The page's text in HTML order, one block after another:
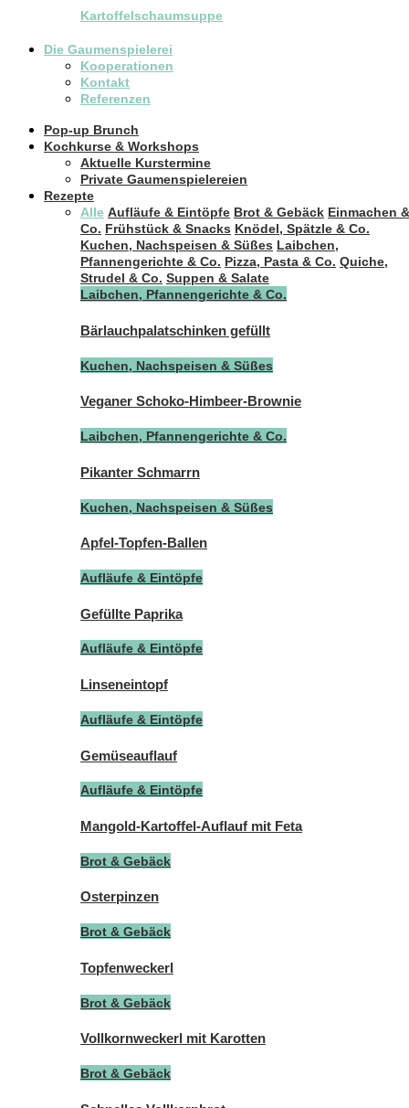
Kartoffelschaumsuppe
Die Gaumenspielerei
Kooperationen
Kontakt
Referenzen
Pop-up Brunch
Kochkurse & Workshops
Aktuelle Kurstermine
Private Gaumenspielereien
Rezepte
Alle Aufläufe & Eintöpfe Brot & Gebäck Einmachen &
Co. Frühstück & Snacks Knödel, Spätzle & Co.
Kuchen, Nachspeisen & Süßes Laibchen,
Pfannengerichte & Co. Pizza, Pasta & Co. Quiche,
Strudel & Co. Suppen & Salate
Laibchen, Pfannengerichte & Co.
Bärlauchpalatschinken gefüllt
Kuchen, Nachspeisen & Süßes
Veganer Schoko-Himbeer-Brownie
Laibchen, Pfannengerichte & Co.
Pikanter Schmarrn
Kuchen, Nachspeisen & Süßes
Apfel-Topfen-Ballen
Aufläufe & Eintöpfe
Gefüllte Paprika
Aufläufe & Eintöpfe
Linseneintopf
Aufläufe & Eintöpfe
Gemüseauflauf
Aufläufe & Eintöpfe
Mangold-Kartoffel-Auflauf mit Feta
Brot & Gebäck
Osterpinzen
Brot & Gebäck
Topfenweckerl
Brot & Gebäck
Vollkornweckerl mit Karotten
Brot & Gebäck